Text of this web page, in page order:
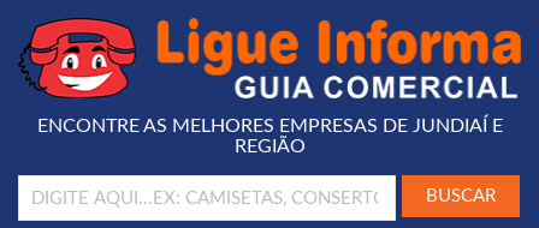
ENCONTRE AS MELHORES EMPRESAS DE JUNDIAÍ E
REGIÃO